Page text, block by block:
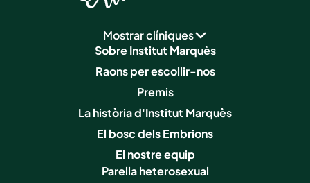
Mostrar clíniques
Sobre Institut Marquès
Raons per escollir-nos
Premis
La història d'Institut Marquès
El bosc dels Embrions
El nostre equip
Parella heterosexual